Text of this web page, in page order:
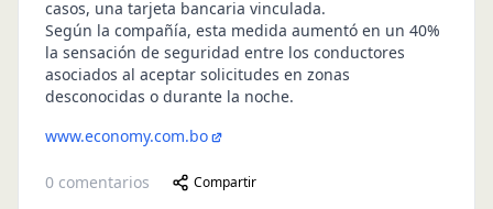
casos, una tarjeta bancaria vinculada.
Según la compañía, esta medida aumentó en un 40%
la sensación de seguridad entre los conductores
asociados al aceptar solicitudes en zonas
desconocidas o durante la noche.
www.economy.com.bo
0 comentarios Compartir